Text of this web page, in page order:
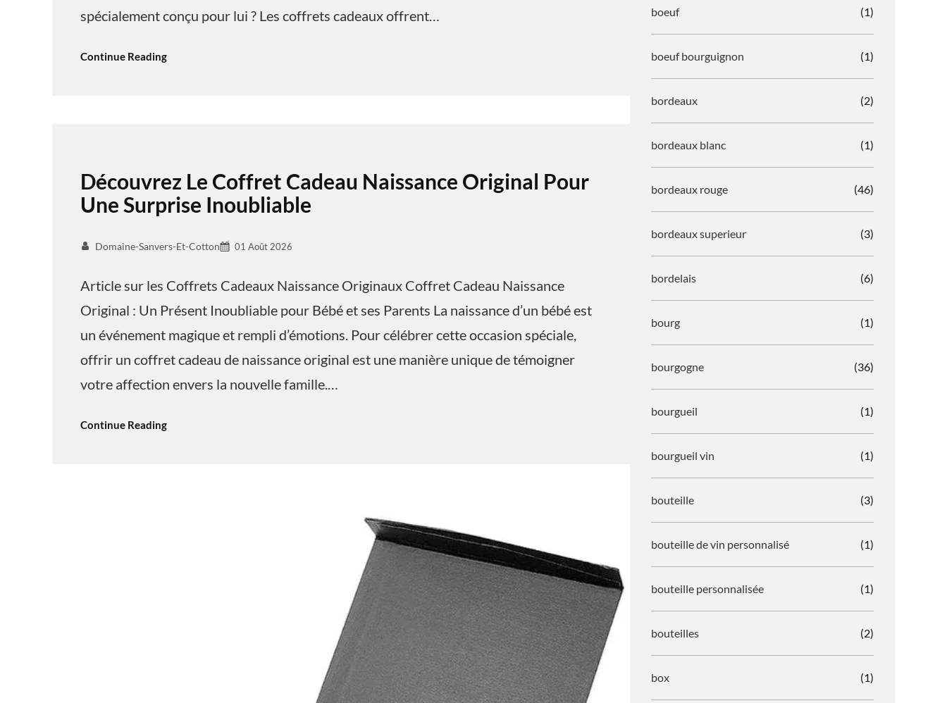
spécialement conçu pour lui ? Les coffrets cadeaux offrent…
Continue Reading
Découvrez Le Coffret Cadeau Naissance Original Pour
Une Surprise Inoubliable
Domaine-Sanvers-Et-Cotton 01 Août 2026
Article sur les Coffrets Cadeaux Naissance Originaux Coffret Cadeau Naissance
Original : Un Présent Inoubliable pour Bébé et ses Parents La naissance d’un bébé est
un événement magique et rempli d’émotions. Pour célébrer cette occasion spéciale,
offrir un coffret cadeau de naissance original est une manière unique de témoigner
votre affection envers la nouvelle famille.…
Continue Reading
boeuf (1)
boeuf bourguignon (1)
bordeaux (2)
bordeaux blanc (1)
bordeaux rouge (46)
bordeaux superieur (3)
bordelais (6)
bourg (1)
bourgogne (36)
bourgueil (1)
bourgueil vin (1)
bouteille (3)
bouteille de vin personnalisé (1)
bouteille personnalisée (1)
bouteilles (2)
box (1)